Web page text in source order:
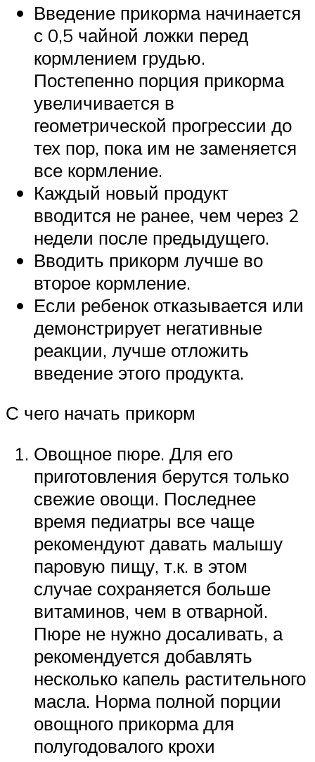
Введение прикорма начинается
с 0,5 чайной ложки перед
кормлением грудью.
Постепенно порция прикорма
увеличивается в
геометрической прогрессии до
тех пор, пока им не заменяется
все кормление.
Каждый новый продукт
вводится не ранее, чем через 2
недели после предыдущего.
Вводить прикорм лучше во
второе кормление.
Если ребенок отказывается или
демонстрирует негативные
реакции, лучше отложить
введение этого продукта.
С чего начать прикорм
Овощное пюре. Для его
приготовления берутся только
свежие овощи. Последнее
время педиатры все чаще
рекомендуют давать малышу
паровую пищу, т.к. в этом
случае сохраняется больше
витаминов, чем в отварной.
Пюре не нужно досаливать, а
рекомендуется добавлять
несколько капель растительного
масла. Норма полной порции
овощного прикорма для
полугодовалого крохи